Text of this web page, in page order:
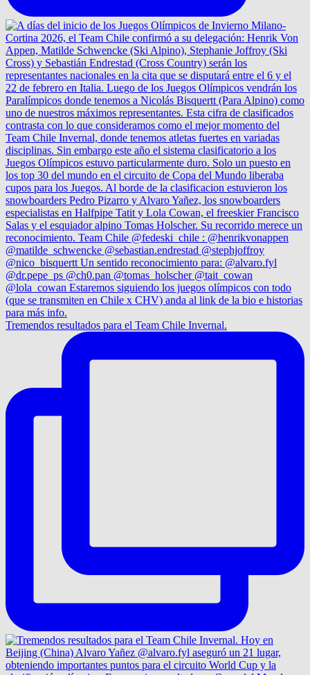
Tremendos resultados para el Team Chile Invernal.